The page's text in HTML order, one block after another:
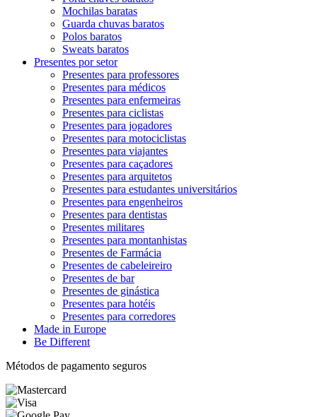
Mochilas baratas
Guarda chuvas baratos
Polos baratos
Sweats baratos
Presentes por setor
Presentes para professores
Presentes para médicos
Presentes para enfermeiras
Presentes para ciclistas
Presentes para jogadores
Presentes para motociclistas
Presentes para viajantes
Presentes para caçadores
Presentes para arquitetos
Presentes para estudantes universitários
Presentes para engenheiros
Presentes para dentistas
Presentes militares
Presentes para montanhistas
Presentes de Farmácia
Presentes de cabeleireiro
Presentes de bar
Presentes de ginástica
Presentes para hotéis
Presentes para corredores
Made in Europe
Be Different
Métodos de pagamento seguros